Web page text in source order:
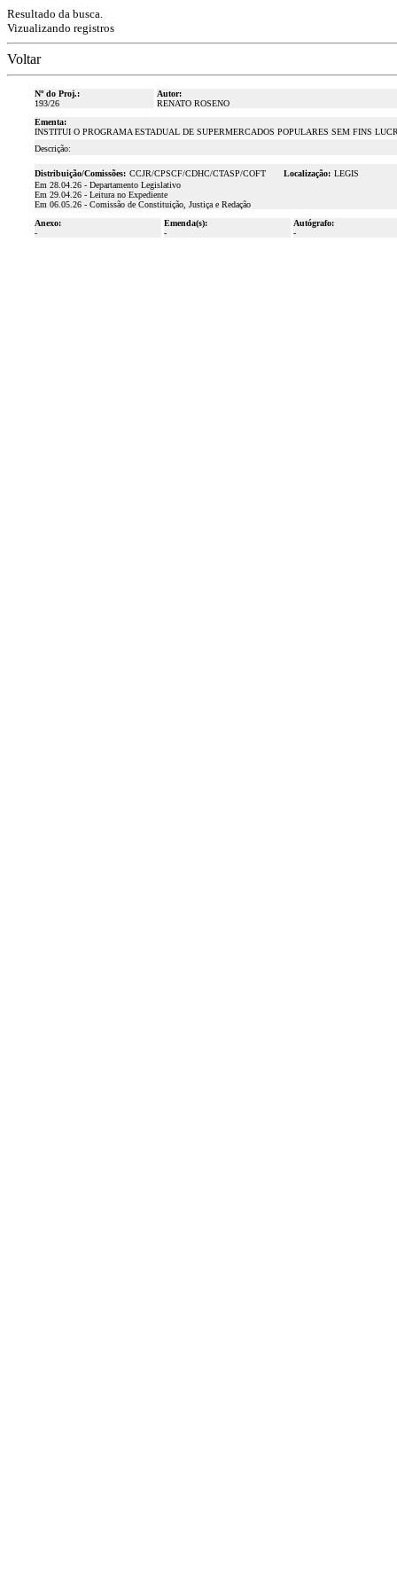
Resultado da busca.
Vizualizando registros
Voltar
Nº do Proj.:
193/26
Autor:
RENATO ROSENO
Ementa:
INSTITUI O PROGRAMA ESTADUAL DE SUPERMERCADOS POPULARES SEM FINS
Descrição:
Distribuição/Comissões: CCJR/CPSCF/CDHC/CTASP/COFT Localização: LEGIS
Em 28.04.26 - Departamento Legislativo
Em 29.04.26 - Leitura no Expediente
Em 06.05.26 - Comissão de Constituição, Justiça e Redação
Anexo:
-
Emenda(s):
-
Autógrafo:
-